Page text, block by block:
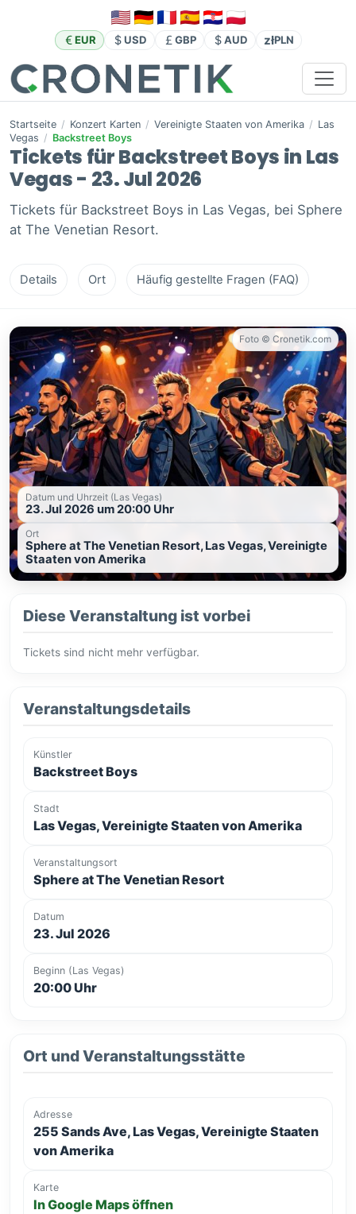
EUR USD GBP AUD złPLN
Startseite / Konzert Karten / Vereinigte Staaten von Amerika / Las
Vegas / Backstreet Boys
Tickets für Backstreet Boys in Las
Vegas - 23. Jul 2026
Tickets für Backstreet Boys in Las Vegas, bei Sphere
at The Venetian Resort.
Details Ort Häufig gestellte Fragen (FAQ)
Foto © Cronetik.com
Datum und Uhrzeit (Las Vegas)
23. Jul 2026 um 20:00 Uhr
Ort
Sphere at The Venetian Resort, Las Vegas, Vereinigte
Staaten von Amerika
Diese Veranstaltung ist vorbei
Tickets sind nicht mehr verfügbar.
Veranstaltungsdetails
Künstler
Backstreet Boys
Stadt
Las Vegas, Vereinigte Staaten von Amerika
Veranstaltungsort
Sphere at The Venetian Resort
Datum
23. Jul 2026
Beginn (Las Vegas)
20:00 Uhr
Ort und Veranstaltungsstätte
Adresse
255 Sands Ave, Las Vegas, Vereinigte Staaten
von Amerika
Karte
In Google Maps öffnen